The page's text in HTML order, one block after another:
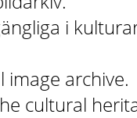
i
archive.
cultural